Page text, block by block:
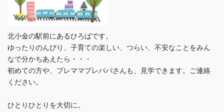
北小金の駅前にあるひろばです。
ゆったりのんびり、子育ての楽しい、つらい、不安なことをみん
なで分かちあえたら・・・
初めての方や、プレママプレパパさんも、見学できます。ご連絡
ください。
ひとりひとりを大切に。